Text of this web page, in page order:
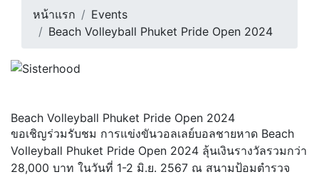
หน้าแรก
Events
Beach Volleyball Phuket Pride Open 2024
Beach Volleyball Phuket Pride Open 2024
ขอเชิญร่วมรับชม การแข่งขันวอลเลย์บอลชายหาด Beach
Volleyball Phuket Pride Open 2024 ลุ้นเงินรางวัลรวมกว่า
28,000 บาท ในวันที่ 1-2 มิ.ย. 2567 ณ สนามป้อมตำรวจ